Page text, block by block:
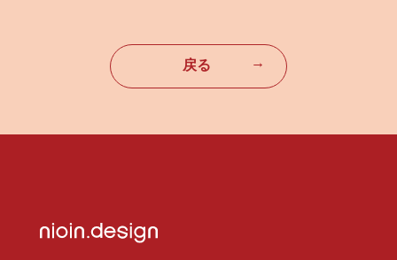
戻る →